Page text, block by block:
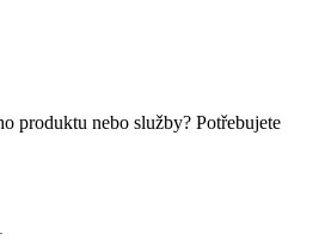
produktu nebo služby? Potřebujete